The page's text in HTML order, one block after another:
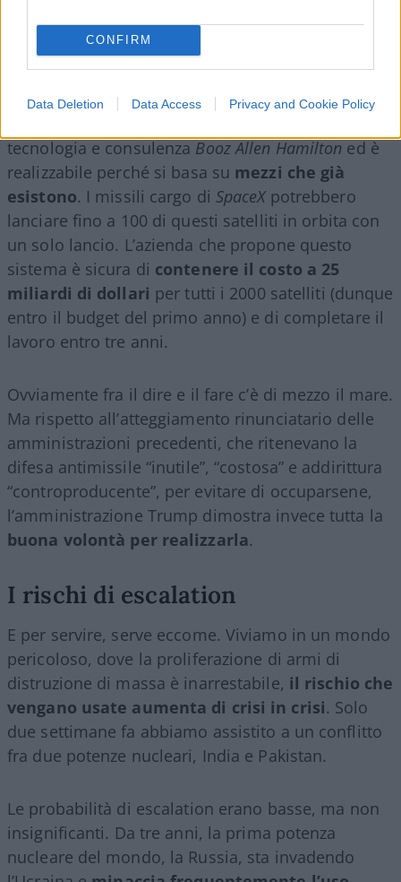
CONFIRM
Data Deletion Data Access Privacy and Cookie Policy
provocandone la distruzione con la sua forza
tecnologia e consulenza Booz Allen Hamilton ed è
realizzabile perché si basa su mezzi che già
esistono. I missili cargo di SpaceXpotrebbero
lanciare fino a 100 di questi satelliti in orbita con
un solo lancio. L’azienda che propone questo
sistema è sicura di contenere il costo a 25
miliardi di dollari per tutti i 2000 satelliti (dunque
entro il budget del primo anno) e di completare il
lavoro entro tre anni.
Ovviamente fra il dire e il fare c’è di mezzo il mare.
Ma rispetto all’atteggiamento rinunciatario delle
amministrazioni precedenti, che ritenevano la
difesa antimissile “inutile”, “costosa” e addirittura
“controproducente”, per evitare di occuparsene,
l’amministrazione Trump dimostra invece tutta la
buona volontà per realizzarla.
I rischi di escalation
E per servire, serve eccome. Viviamo in un mondo
pericoloso, dove la proliferazione di armi di
distruzione di massa è inarrestabile, il rischio che
vengano usate aumenta di crisi in crisi. Solo
due settimane fa abbiamo assistito a un conflitto
fra due potenze nucleari, India e Pakistan.
Le probabilità di escalation erano basse, ma non
insignificanti. Da tre anni, la prima potenza
nucleare del mondo, la Russia, sta invadendo